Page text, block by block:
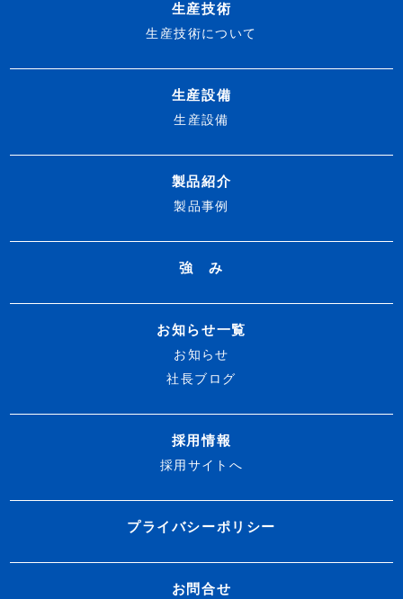
生産技術
生産技術について
生産設備
生産設備
製品紹介
製品事例
強 み
お知らせ一覧
お知らせ
社長ブログ
採用情報
採用サイトへ
プライバシーポリシー
お問合せ